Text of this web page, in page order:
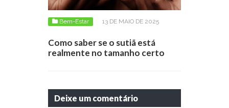
Bem-Estar 13 DE MAIO DE 2025
Como saber se o sutiã está
realmente no tamanho certo
Deixe um comentário